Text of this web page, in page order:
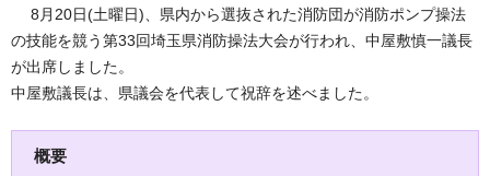
8月20日(土曜日)、県内から選抜された消防団が消防ポンプ操法
の技能を競う第33回埼玉県消防操法大会が行われ、中屋敷慎一議長
が出席しました。
中屋敷議長は、県議会を代表して祝辞を述べました。
概要